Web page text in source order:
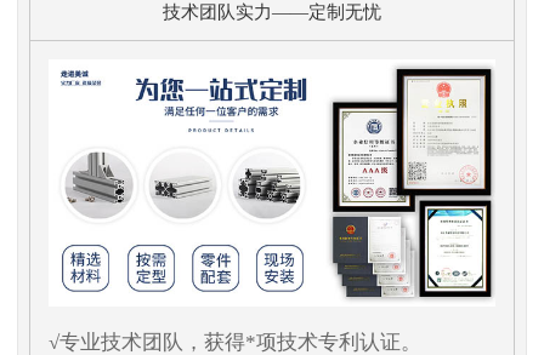
技术团队实力——定制无忧
√专业技术团队，获得*项技术专利认证。